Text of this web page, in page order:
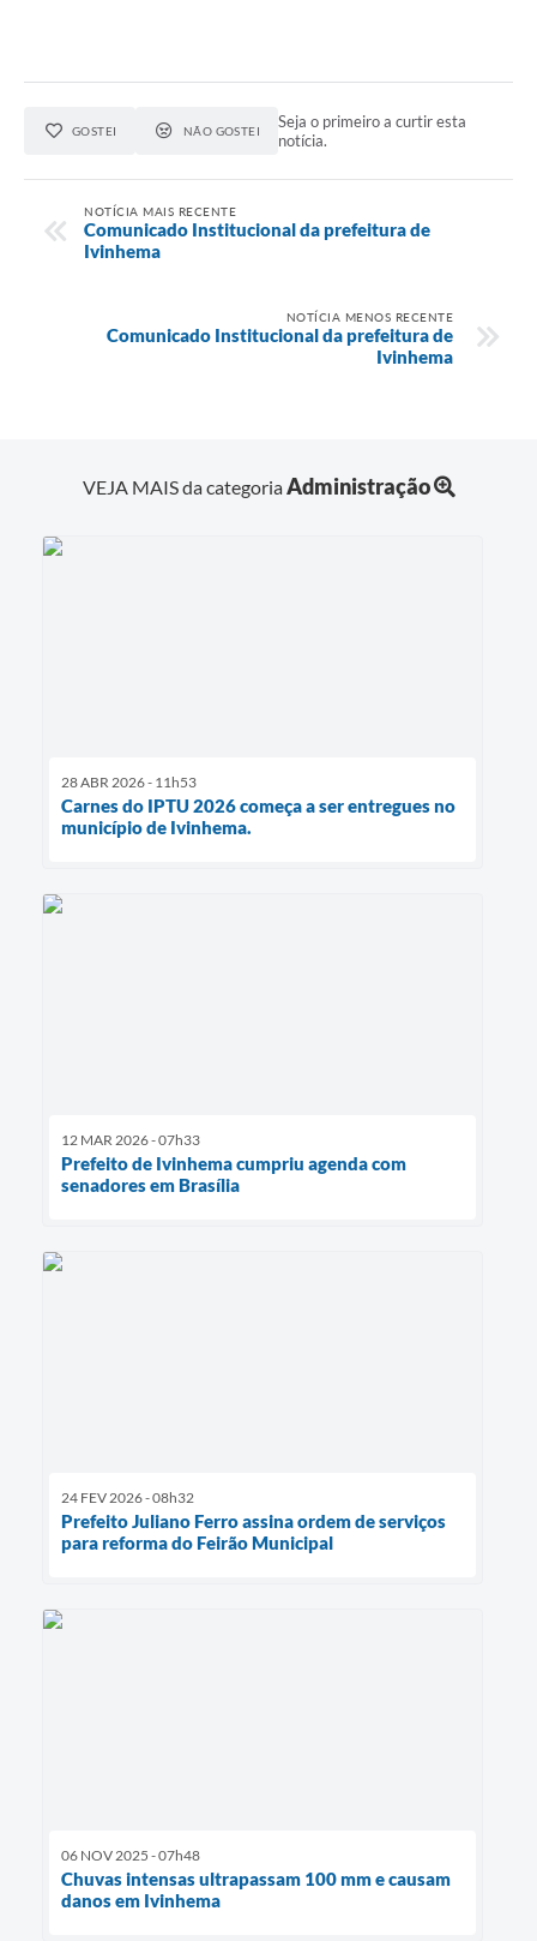
GOSTEI NÃO GOSTEI
Seja o primeiro a curtir esta
notícia.
NOTÍCIA MAIS RECENTE
Comunicado Institucional da prefeitura de
Ivinhema
NOTÍCIA MENOS RECENTE
Comunicado Institucional da prefeitura de
Ivinhema
VEJA MAIS da categoriaAdministração
28 ABR 2026 - 11h53
Carnes do IPTU 2026 começa a ser entregues no
município de Ivinhema.
12 MAR 2026 - 07h33
Prefeito de Ivinhema cumpriu agenda com
senadores em Brasília
24 FEV 2026 - 08h32
Prefeito Juliano Ferro assina ordem de serviços
para reforma do Feirão Municipal
06 NOV 2025 - 07h48
Chuvas intensas ultrapassam 100 mm e causam
danos em Ivinhema